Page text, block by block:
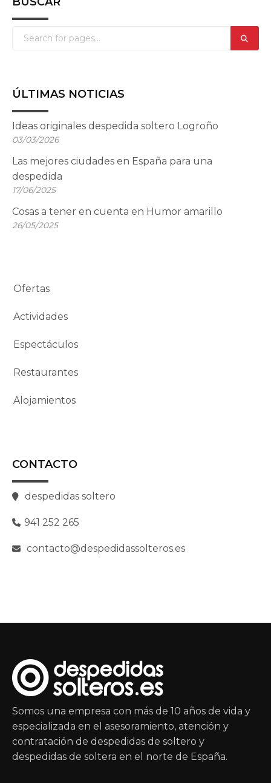
ÚLTIMAS NOTICIAS
Ideas originales despedida soltero Logroño
03/03/2026
Las mejores ciudades en España para una
despedida
17/06/2025
Cosas a tener en cuenta en Humor amarillo
26/05/2025
Ofertas
Actividades
Espectáculos
Restaurantes
Alojamientos
CONTACTO
despedidas soltero
941 252 265
contacto@despedidassolteros.es
Somos una empresa con más de 10 años de vida y
especializada en el asesoramiento, atención y
contratación de despedidas de soltero y
despedidas de soltera en el norte de España.